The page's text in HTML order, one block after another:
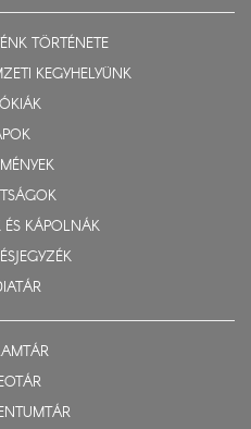
TÖRTÉNETE
KEGYHELYÜNK
ÉS KÁPOLNÁK